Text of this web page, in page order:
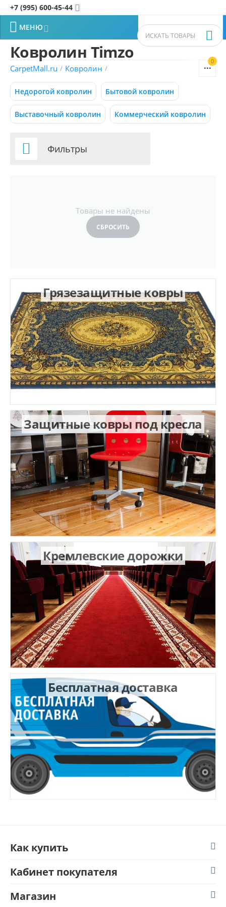
+7 (995) 600-45-44 
0


 МЕНЮ
Фильтры товаров
Цена
Р – Р
295
Распродажа
Ковролин Timzo
CarpetMall.ru / Ковролин /
Недорогой ковролин Бытовой ковролин
Выставочный ковролин Коммерческий ковролин
 Фильтры
Товары не найдены
СБРОСИТЬ
Грязезащитные ковры
Защитные ковры под кресла
Кремлевские дорожки
Бесплатная доставка
Как купить
Кабинет покупателя
Магазин